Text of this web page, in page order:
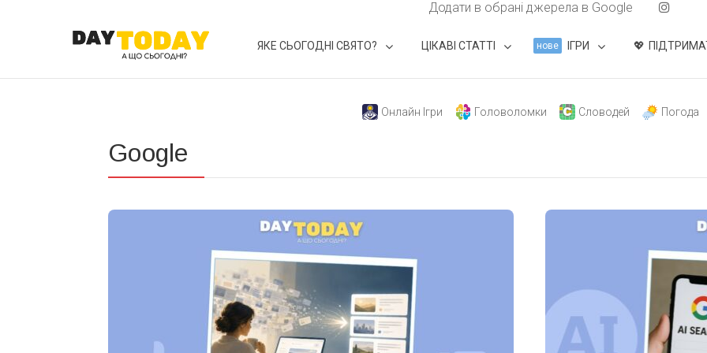
Додати в обрані джерела в Google
ЯКЕ СЬОГОДНІ СВЯТО? ЦІКАВІ СТАТТІ нове ІГРИ
Онлайн Ігри Головоломки Словодей Погода
Google